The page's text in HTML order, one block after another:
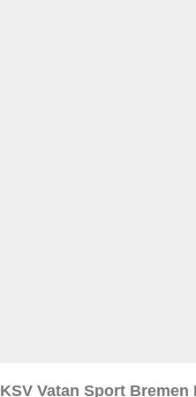
KSV Vatan Sport